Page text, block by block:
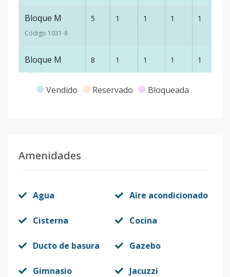
Bloque M
Código 1031-8
5 1 1 1 1
Bloque M
Código1031-9
8 1 1 1 1
Código 1031-11
Código1031
Vendido Reservado Bloqueada
Amenidades
Agua Aire acondicionado
Cisterna Cocina
Ducto de basura Gazebo
Gimnasio Jacuzzi